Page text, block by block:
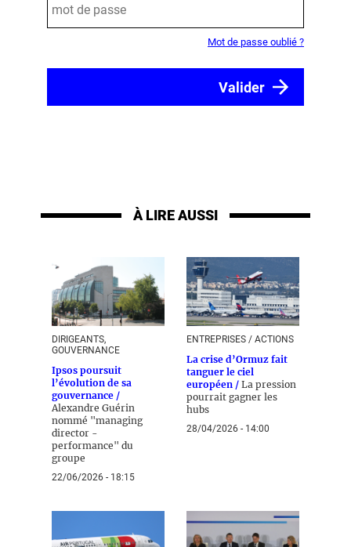
Mot de passe oublié ?
À LIRE AUSSI
DIRIGEANTS,
GOUVERNANCE
Ipsos poursuit
l’évolution de sa
gouvernance /
Alexandre Guérin
nommé "managing
director -
performance" du
groupe
22/06/2026 - 18:15
ENTREPRISES / ACTIONS
La crise d’Ormuz fait
tanguer le ciel
européen / La pression
pourrait gagner les
hubs
28/04/2026 - 14:00